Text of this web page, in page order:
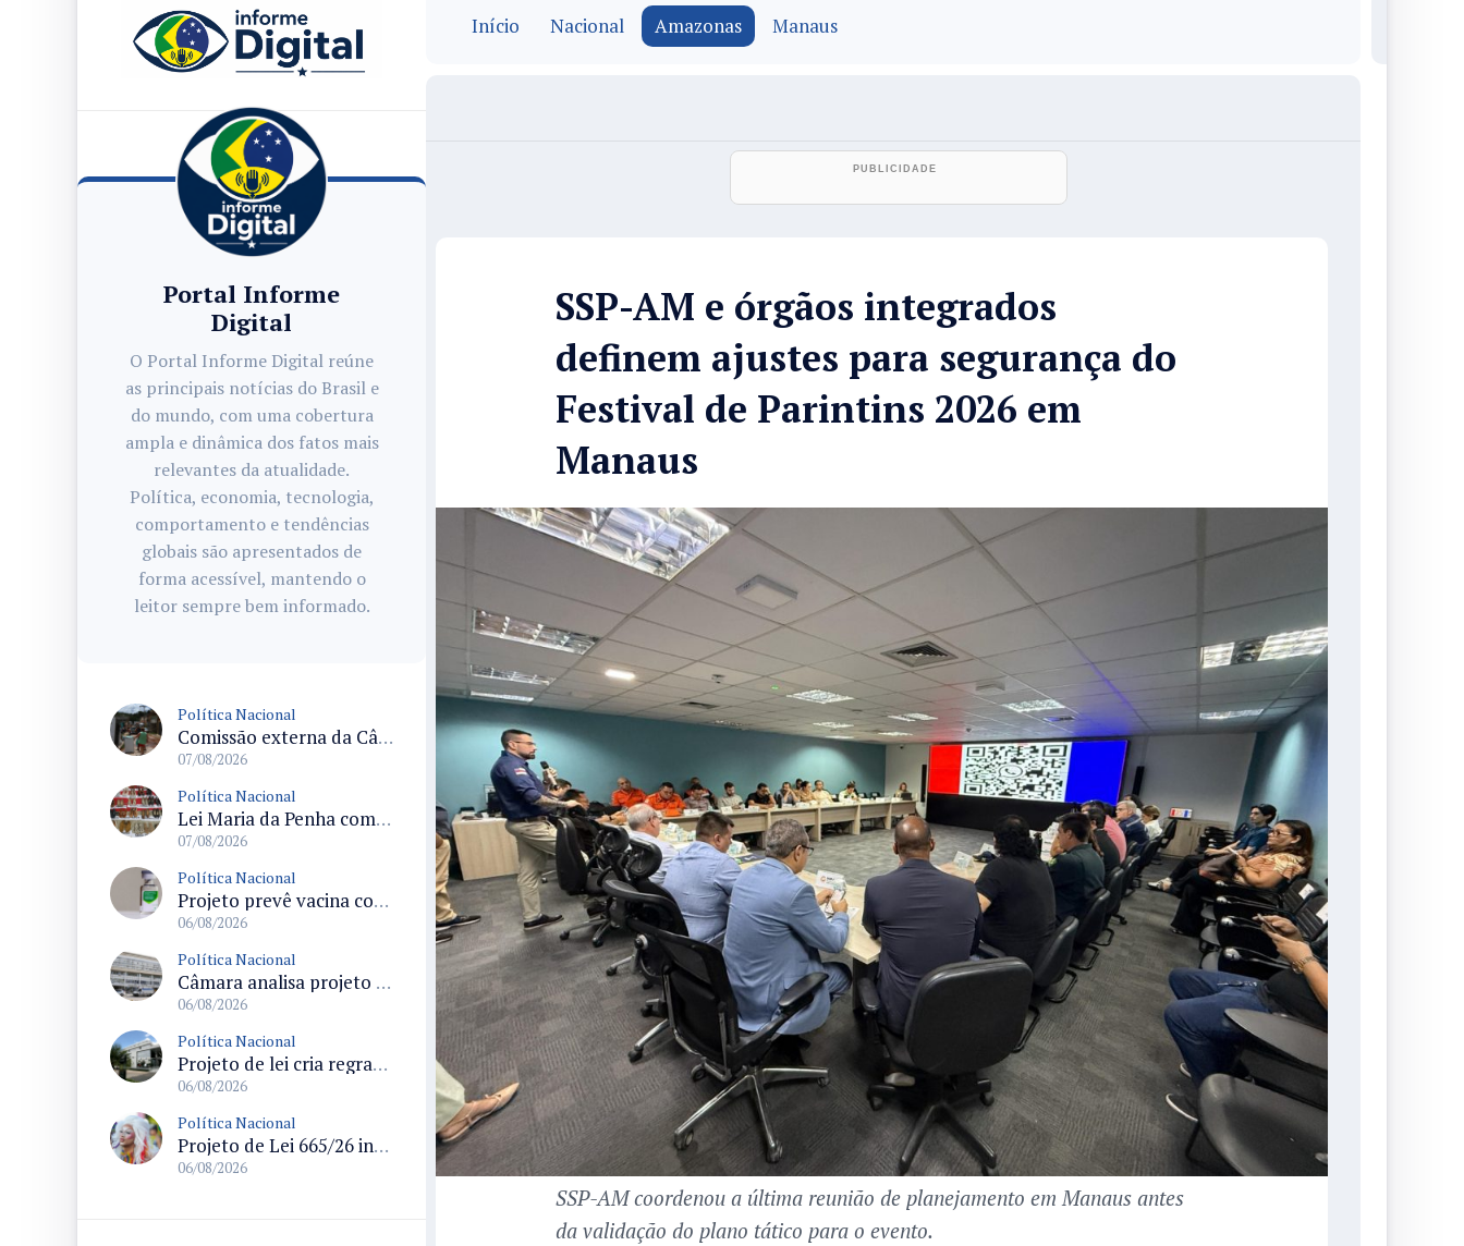
Portal Informe
Digital
O Portal Informe Digital reúne
as principais notícias do Brasil e
do mundo, com uma cobertura
ampla e dinâmica dos fatos mais
relevantes da atualidade.
Política, economia, tecnologia,
comportamento e tendências
globais são apresentados de
forma acessível, mantendo o
leitor sempre bem informado.
Política Nacional
Comissão externa da Câmara convoca audiência pública sobre chuvas na Zona da Mata de Minas Gerais e impactos em Juiz de Fora
07/08/2026
Política Nacional
Lei Maria da Penha completa 20 anos consolidada como norma de proteção e medidas protetivas no Brasil
07/08/2026
Política Nacional
Projeto prevê vacina contra HPV obrigatória e testes moleculares para rastreamento do câncer do colo do útero
06/08/2026
Política Nacional
Câmara analisa projeto que cria Política Nacional de Qualificação e Valorização da Preceptoria na Residência Médica
06/08/2026
Política Nacional
Projeto de lei cria regras para punir litigância abusiva reversa e integrar sistemas do Judiciário
06/08/2026
Política Nacional
Projeto de Lei 665/26 institui política nacional para prevenção ao transfeminicídio e prevê medidas de proteção e reparação
06/08/2026
Início Nacional Amazonas Manaus
SSP-AM e órgãos integrados
definem ajustes para segurança do
Festival de Parintins 2026 em
Manaus
SSP-AM coordenou a última reunião de planejamento em Manaus antes
da validação do plano tático para o evento.